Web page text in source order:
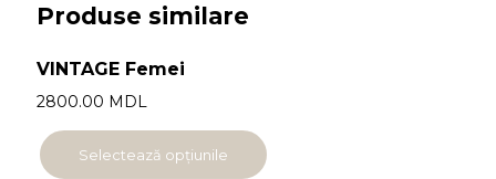
Produse similare
VINTAGE Femei
2800.00 MDL
Selectează opțiunile